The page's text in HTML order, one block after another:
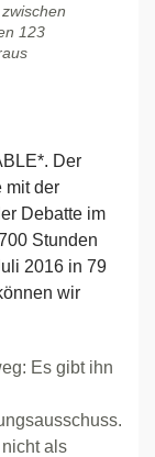
123
Der
mit der
Debatte im
Stunden
2016 in 79
wir
Es gibt ihn
als